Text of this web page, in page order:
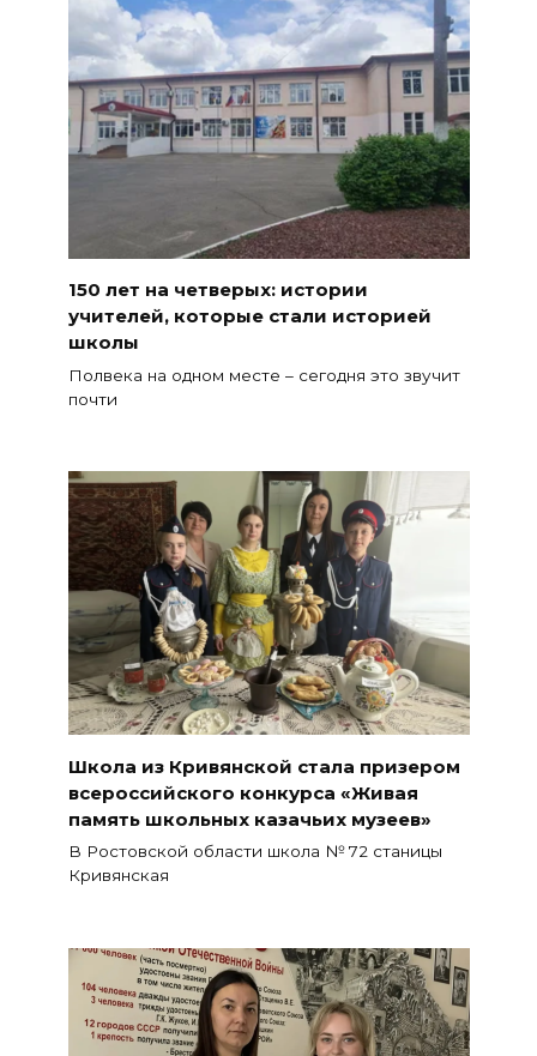
150 лет на четверых: истории
учителей, которые стали историей
школы
Полвека на одном месте – сегодня это звучит
почти
Школа из Кривянской стала призером
всероссийского конкурса «Живая
память школьных казачьих музеев»
В Ростовской области школа № 72 станицы
Кривянская